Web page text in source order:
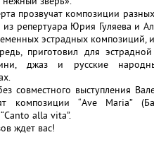
прозвучат композиции
из репертуара Юрия Гуляева и
эстрадных композиций,
приготовил для
джаз и русские
совместного выступления
композиции “Ave Maria”
alla vita”.
ждет вас!